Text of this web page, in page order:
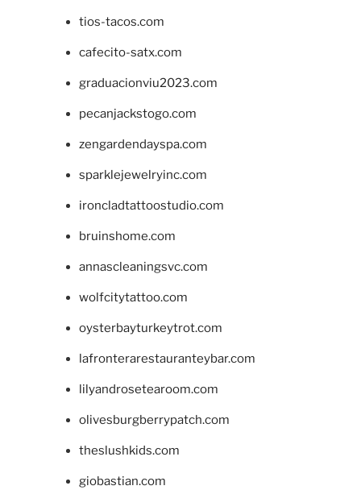
tios-tacos.com
cafecito-satx.com
graduacionviu2023.com
pecanjackstogo.com
zengardendayspa.com
sparklejewelryinc.com
ironcladtattoostudio.com
bruinshome.com
annascleaningsvc.com
wolfcitytattoo.com
oysterbayturkeytrot.com
lafronterarestauranteybar.com
lilyandrosetearoom.com
olivesburgberrypatch.com
theslushkids.com
giobastian.com